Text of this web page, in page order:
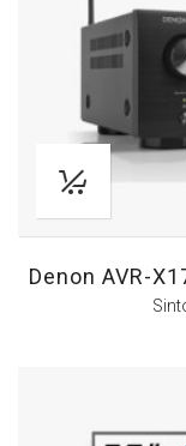
Denon AVR-